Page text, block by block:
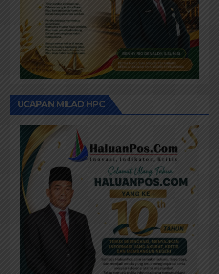
UCAPAN MILAD HPC